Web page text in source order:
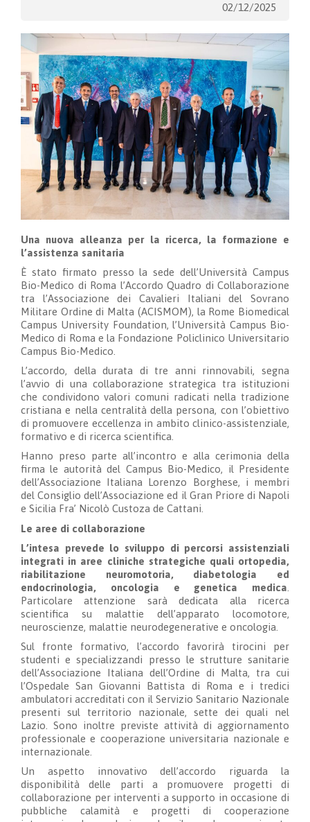
02/12/2025
Una nuova alleanza per la ricerca, la formazione e
l’assistenza sanitaria
È stato firmato presso la sede dell’Università Campus
Bio-Medico di Roma l’Accordo Quadro di Collaborazione
tra l’Associazione dei Cavalieri Italiani del Sovrano
Militare Ordine di Malta (ACISMOM), la Rome Biomedical
Campus University Foundation, l’Università Campus Bio-
Medico di Roma e la Fondazione Policlinico Universitario
Campus Bio-Medico.
L’accordo, della durata di tre anni rinnovabili, segna
l’avvio di una collaborazione strategica tra istituzioni
che condividono valori comuni radicati nella tradizione
cristiana e nella centralità della persona, con l’obiettivo
di promuovere eccellenza in ambito clinico-assistenziale,
formativo e di ricerca scientifica.
Hanno preso parte all’incontro e alla cerimonia della
firma le autorità del Campus Bio-Medico, il Presidente
dell’Associazione Italiana Lorenzo Borghese, i membri
del Consiglio dell’Associazione ed il Gran Priore di Napoli
e Sicilia Fra’ Nicolò Custoza de Cattani.
Le aree di collaborazione
L’intesa prevede lo sviluppo di percorsi assistenziali
integrati in aree cliniche strategiche quali ortopedia,
riabilitazione neuromotoria, diabetologia ed
endocrinologia, oncologia e genetica medica
Particolare attenzione sarà dedicata alla ricerca
scientifica su malattie dell’apparato locomotore,
neuroscienze, malattie neurodegenerative e oncologia.
Sul fronte formativo, l’accordo favorirà tirocini per
studenti e specializzandi presso le strutture sanitarie
dell’Associazione Italiana dell’Ordine di Malta, tra cui
l’Ospedale San Giovanni Battista di Roma e i tredici
ambulatori accreditati con il Servizio Sanitario Nazionale
presenti sul territorio nazionale, sette dei quali nel
Lazio. Sono inoltre previste attività di aggiornamento
professionale e cooperazione universitaria nazionale e
internazionale.
Un aspetto innovativo dell’accordo riguarda la
disponibilità delle parti a promuovere progetti di
collaborazione per interventi a supporto in occasione di
pubbliche calamità e progetti di cooperazione